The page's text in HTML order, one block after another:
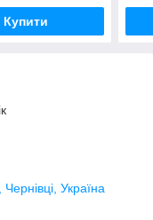
Купити
Україна